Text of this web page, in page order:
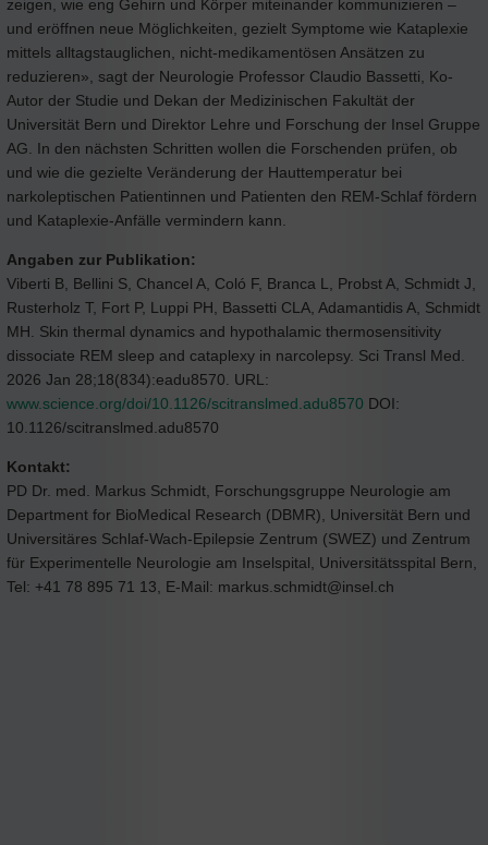
zeigen, wie eng Gehirn und Körper miteinander kommunizieren –
und eröffnen neue Möglichkeiten, gezielt Symptome wie Kataplexie
mittels alltagstauglichen, nicht-medikamentösen Ansätzen zu
reduzieren», sagt der Neurologie Professor Claudio Bassetti, Ko-
Autor der Studie und Dekan der Medizinischen Fakultät der
Universität Bern und Direktor Lehre und Forschung der Insel Gruppe
AG. In den nächsten Schritten wollen die Forschenden prüfen, ob
und wie die gezielte Veränderung der Hauttemperatur bei
narkoleptischen Patientinnen und Patienten den REM-Schlaf fördern
und Kataplexie-Anfälle vermindern kann.
Angaben zur Publikation:
Viberti B, Bellini S, Chancel A, Coló F, Branca L, Probst A, Schmidt J,
Rusterholz T, Fort P, Luppi PH, Bassetti CLA, Adamantidis A, Schmidt
MH. Skin thermal dynamics and hypothalamic thermosensitivity
dissociate REM sleep and cataplexy in narcolepsy. Sci Transl Med.
2026 Jan 28;18(834):eadu8570. URL:
www.science.org/doi/10.1126/scitranslmed.adu8570 DOI:
10.1126/scitranslmed.adu8570
Kontakt:
PD Dr. med. Markus Schmidt, Forschungsgruppe Neurologie am
Department for BioMedical Research (DBMR), Universität Bern und
Universitäres Schlaf-Wach-Epilepsie Zentrum (SWEZ) und Zentrum
für Experimentelle Neurologie am Inselspital, Universitätsspital Bern,
Tel: +41 78 895 71 13, E-Mail: markus.schmidt@insel.ch